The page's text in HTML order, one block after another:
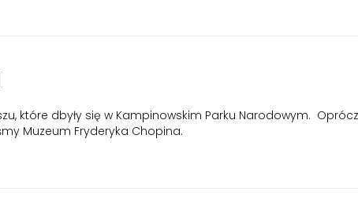
które dbyły się w Kampinowskim Parku Narodowym.
Muzeum Fryderyka Chopina.